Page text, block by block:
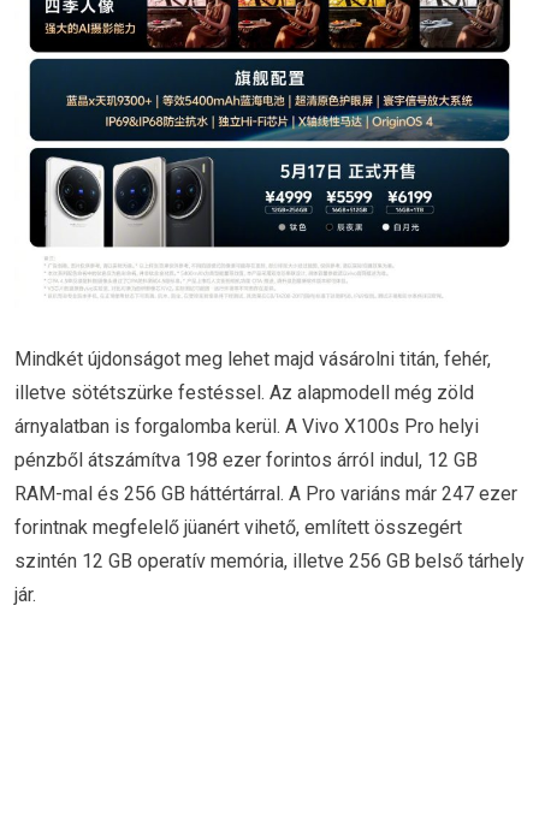
Mindkét újdonságot meg lehet majd vásárolni titán, fehér,
illetve sötétszürke festéssel. Az alapmodell még zöld
árnyalatban is forgalomba kerül. A Vivo X100s Pro helyi
pénzből átszámítva 198 ezer forintos árról indul, 12 GB
RAM-mal és 256 GB háttértárral. A Pro variáns már 247 ezer
forintnak megfelelő jüanért vihető, említett összegért
szintén 12 GB operatív memória, illetve 256 GB belső tárhely
jár.